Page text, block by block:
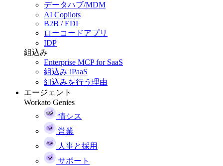
データハブ/MDM
AI Copilots
B2B / EDI
ローコードアプリ
IDP
組込み
Enterprise MCP for SaaS
組込み iPaaS
組込みを行う理由
エージェント
Workato Genies
情シス
営業
人事と採用
サポート